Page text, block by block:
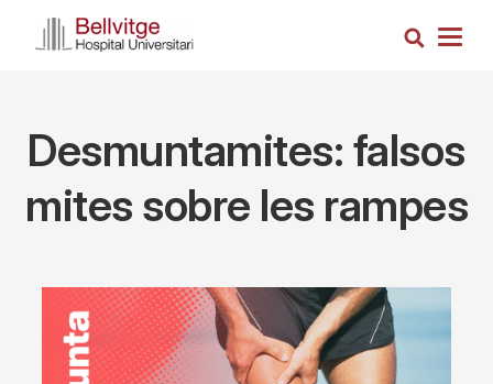
Search
Desmuntamites: falsos
mites sobre les rampes
Imagen